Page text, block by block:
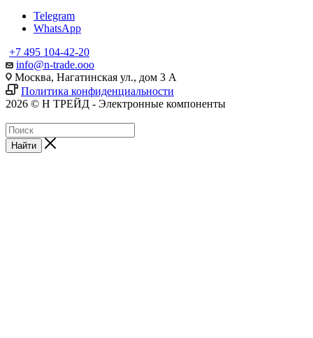
Telegram
WhatsApp
+7 495 104-42-20
info@n-trade.ooo
Москва, Нагатинская ул., дом 3 А
Политика конфиденциальности
2026 © Н ТРЕЙД - Электронные компоненты
Найти